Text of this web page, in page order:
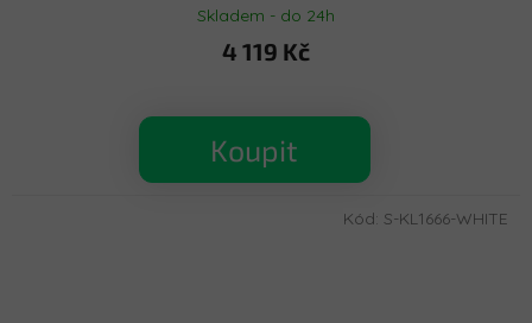
Skladem - do 24h
4 119 Kč
Koupit
Kód: S-KL1666-WHITE